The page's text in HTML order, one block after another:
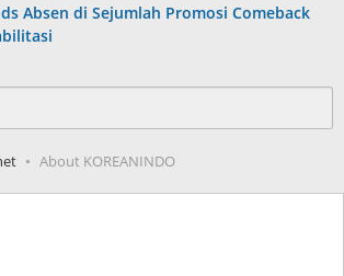
Absen di Sejumlah Promosi Comeback
About KOREANINDO